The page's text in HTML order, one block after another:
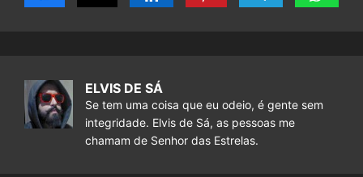
ELVIS DE SÁ
Se tem uma coisa que eu odeio, é gente sem
integridade. Elvis de Sá, as pessoas me
chamam de Senhor das Estrelas.